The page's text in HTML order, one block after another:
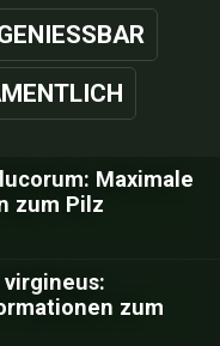
Maximale
zum Pilz
virgineus:
zum